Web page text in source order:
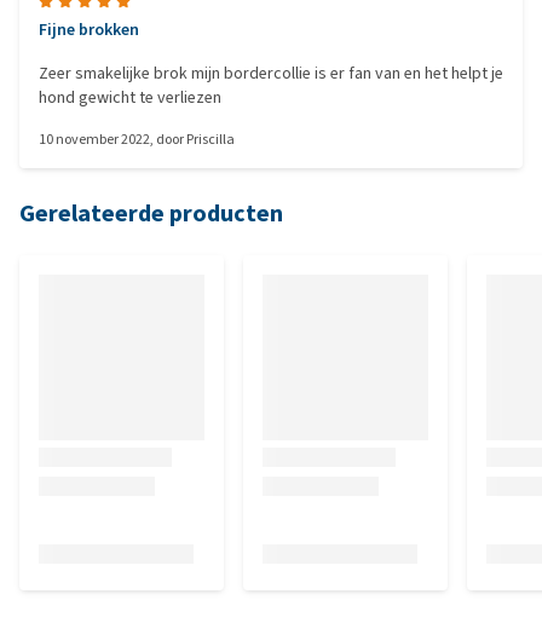
Fijne brokken
Zeer smakelijke brok mijn bordercollie is er fan van en het helpt je
hond gewicht te verliezen
10 november 2022, doorPriscilla
Gerelateerde producten